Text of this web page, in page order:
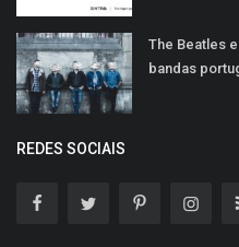
The Beatles
bandas
REDES SOCIAIS